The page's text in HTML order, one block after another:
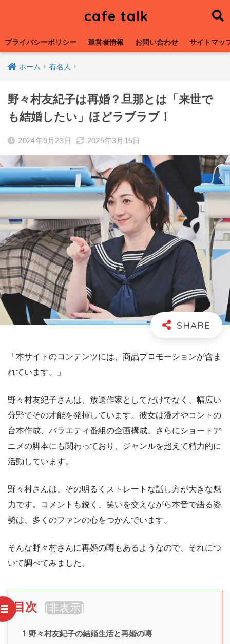
cafe talk
プライバシーポリシー 運営者情報 お問い合わせ サイトマッ
ホーム 有名人
野々村友紀子は再婚？旦那とは「来世で
も結婚したい」ほどラブラブ！
2024年9月23日 2025年3月15日
「本サイトのコンテンツには、商品プロモーションが含ま
れています。」
野々村友紀子さんは、放送作家としてだけでなく、幅広い
分野でその才能を発揮しています。彼女は漫才やコントの
台本作成、バラエティ番組の企画構成、さらにショートア
ニメの脚本にも関わっており、ジャンルを超えて精力的に
活動しています。
野々村さんは、その明るくストレートな話し方が大きな魅
力です。コメントも鋭く、笑いを交えながら本音で語る姿
勢は、多くのファンの心をつかんでいます。
そんな野々村さんに再婚の噂もあるようなので、それにつ
いて調べてみました。
目次 [非表示]
1 野々村友紀子の結婚生活と再婚の噂